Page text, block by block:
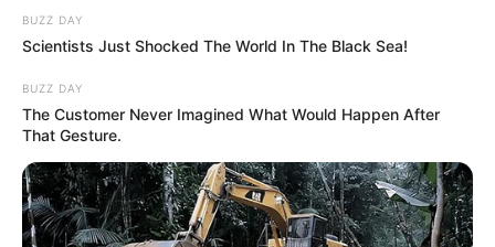
BUZZ DAY
Scientists Just Shocked The World In The Black Sea!
BUZZ DAY
The Customer Never Imagined What Would Happen After
That Gesture.